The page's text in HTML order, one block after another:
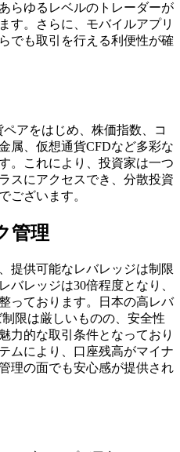
らゆるレベルのトレーダーが
す。さらに、モバイルアプリ
でも取引を行える利便性が確
ペアをはじめ、株価指数、コ
属、仮想通貨CFDなど多彩な
。これにより、投資家は一つ
スにアクセスでき、分散投資
ございます。
管理
提供可能なレバレッジは制限
バレッジは30倍程度となり、
っております。日本の高レバ
限は厳しいものの、安全性
力的な取引条件となっており
ムにより、口座残高がマイナ
理の面でも安心感が提供され